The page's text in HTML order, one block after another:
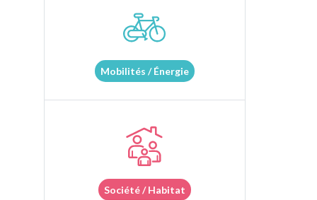
Mobilités / Énergie
Société / Habitat